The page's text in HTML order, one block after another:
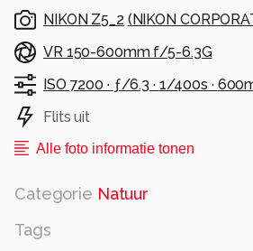
Dank voor de reacties op mijn
www.arnoudvandeweerd.nl
Alle rechten voorbehouden
NIKON Z5_2 ( NIKON
VR 150-600mm f/5-6.3G
ISO 7200 · ƒ/6.3 · 1/400s ·
Flits uit
Alle foto informatie tonen
Categorie Natuur
Tags